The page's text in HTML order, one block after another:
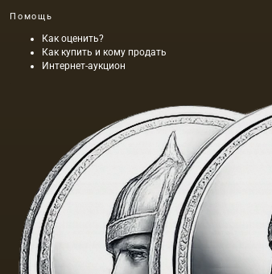
Помощь
Как оценить?
Как купить и кому продать
Интернет-аукцион